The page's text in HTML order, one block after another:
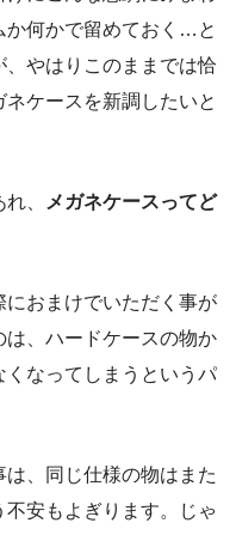
か何かで留めておく…と
やはりこのままでは恰
ケースを新調したいと
、
メガネケースってど
おまけでいただく事が
、ハードケースの物か
くなってしまうというパ
、同じ仕様の物はまた
安もよぎります。じゃ